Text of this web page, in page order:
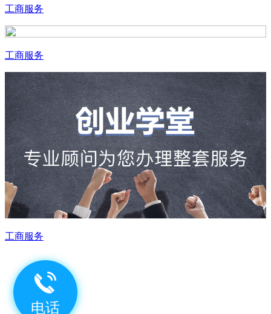
工商服务
工商服务
工商服务